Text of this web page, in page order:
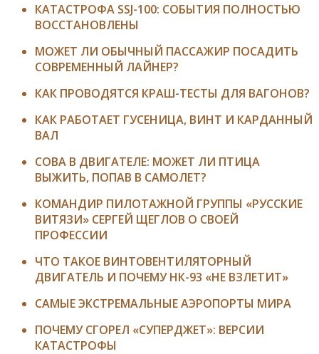
КАТАСТРОФА SSJ-100: СОБЫТИЯ ПОЛНОСТЬЮ
ВОССТАНОВЛЕНЫ
МОЖЕТ ЛИ ОБЫЧНЫЙ ПАССАЖИР ПОСАДИТЬ
СОВРЕМЕННЫЙ ЛАЙНЕР?
КАК ПРОВОДЯТСЯ КРАШ-ТЕСТЫ ДЛЯ ВАГОНОВ?
КАК РАБОТАЕТ ГУСЕНИЦА, ВИНТ И КАРДАННЫЙ
ВАЛ
СОВА В ДВИГАТЕЛЕ: МОЖЕТ ЛИ ПТИЦА
ВЫЖИТЬ, ПОПАВ В САМОЛЕТ?
КОМАНДИР ПИЛОТАЖНОЙ ГРУППЫ «РУССКИЕ
ВИТЯЗИ» СЕРГЕЙ ЩЕГЛОВ О СВОЕЙ
ПРОФЕССИИ
ЧТО ТАКОЕ ВИНТОВЕНТИЛЯТОРНЫЙ
ДВИГАТЕЛЬ И ПОЧЕМУ НК-93 «НЕ ВЗЛЕТИТ»
САМЫЕ ЭКСТРЕМАЛЬНЫЕ АЭРОПОРТЫ МИРА
ПОЧЕМУ СГОРЕЛ «СУПЕРДЖЕТ»: ВЕРСИИ
КАТАСТРОФЫ